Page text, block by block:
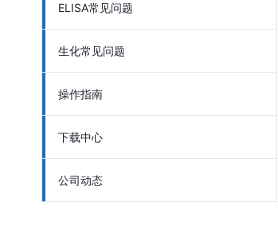
ELISA常见问题
生化常见问题
操作指南
下载中心
公司动态